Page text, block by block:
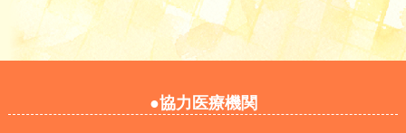
●協力医療機関